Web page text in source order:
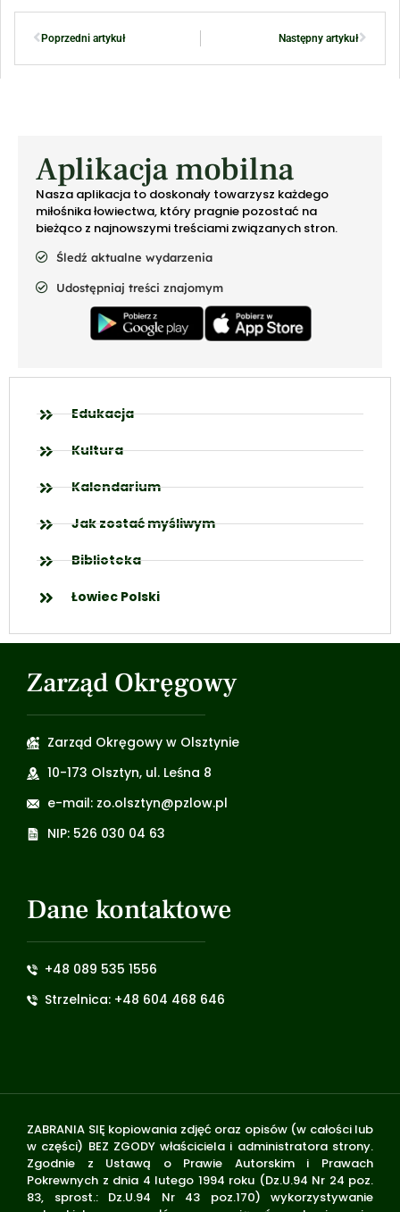
Poprzedni artykuł Następny artykuł
Aplikacja mobilna
Nasza aplikacja to doskonały towarzysz każdego
miłośnika łowiectwa, który pragnie pozostać na
bieżąco z najnowszymi treściami związanych stron.
Śledź aktualne wydarzenia
Udostępniaj treści znajomym
Edukacja
Kultura
Kalendarium
Jak zostać myśliwym
Biblioteka
Łowiec Polski
Zarząd Okręgowy
Zarząd Okręgowy w Olsztynie
10-173 Olsztyn, ul. Leśna 8
e-mail: zo.olsztyn@pzlow.pl
NIP: 526 030 04 63
Dane kontaktowe
+48 089 535 1556
Strzelnica: +48 604 468 646
ZABRANIA SIĘ kopiowania zdjęć oraz opisów (w całości lub
w części) BEZ ZGODY właściciela i administratora strony.
Zgodnie z Ustawą o Prawie Autorskim i Prawach
Pokrewnych z dnia 4 lutego 1994 roku (Dz.U.94 Nr 24 poz.
83, sprost.: Dz.U.94 Nr 43 poz.170) wykorzystywanie